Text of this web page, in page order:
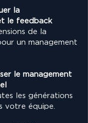
la
le feedback
de la
un management
le management
les générations
votre équipe.